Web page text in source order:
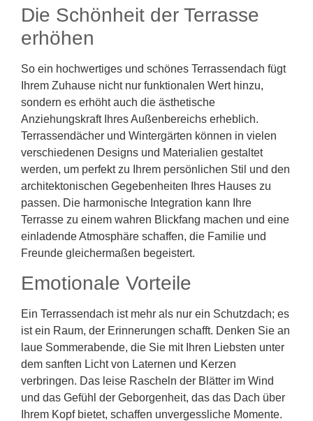
Die Schönheit der Terrasse
erhöhen
So ein hochwertiges und schönes Terrassendach fügt
Ihrem Zuhause nicht nur funktionalen Wert hinzu,
sondern es erhöht auch die ästhetische
Anziehungskraft Ihres Außenbereichs erheblich.
Terrassendächer und Wintergärten können in vielen
verschiedenen Designs und Materialien gestaltet
werden, um perfekt zu Ihrem persönlichen Stil und den
architektonischen Gegebenheiten Ihres Hauses zu
passen. Die harmonische Integration kann Ihre
Terrasse zu einem wahren Blickfang machen und eine
einladende Atmosphäre schaffen, die Familie und
Freunde gleichermaßen begeistert.
Emotionale Vorteile
Ein Terrassendach ist mehr als nur ein Schutzdach; es
ist ein Raum, der Erinnerungen schafft. Denken Sie an
laue Sommerabende, die Sie mit Ihren Liebsten unter
dem sanften Licht von Laternen und Kerzen
verbringen. Das leise Rascheln der Blätter im Wind
und das Gefühl der Geborgenheit, das das Dach über
Ihrem Kopf bietet, schaffen unvergessliche Momente.